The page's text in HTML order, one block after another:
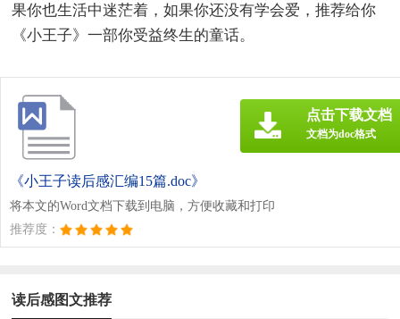
果你也生活中迷茫着，如果你还没有学会爱，推荐给你
《小王子》一部你受益终生的童话。
《小王子读后感汇编15篇.doc》
将本文的Word文档下载到电脑，方便收藏和打印
推荐度：
点击下载文档
文档为doc格式
读后感图文推荐